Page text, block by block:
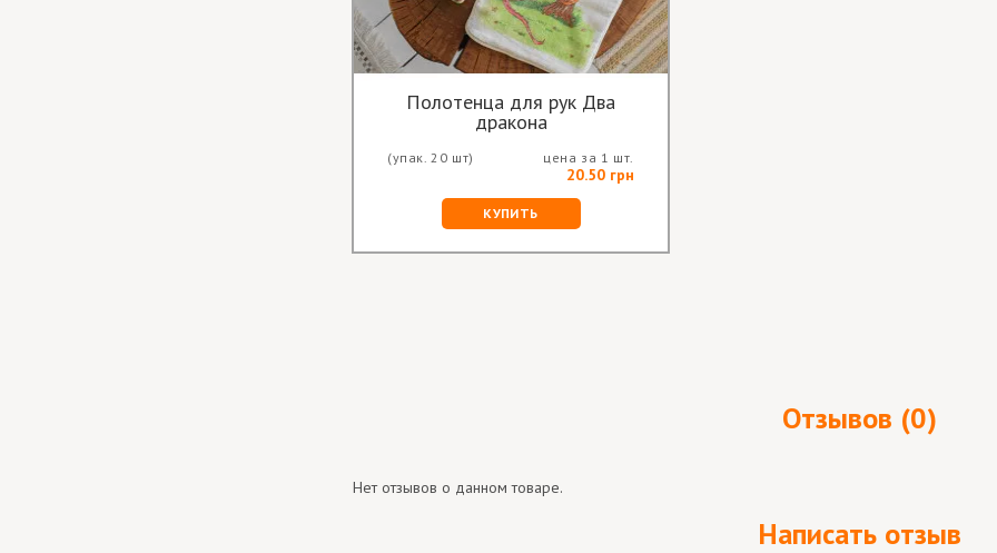
Полотенца для рук Два
дракона
(упак. 20 шт) цена за 1 шт.
20.50 грн
КУПИТЬ
Отзывов (0)
Нет отзывов о данном товаре.
Написать отзыв